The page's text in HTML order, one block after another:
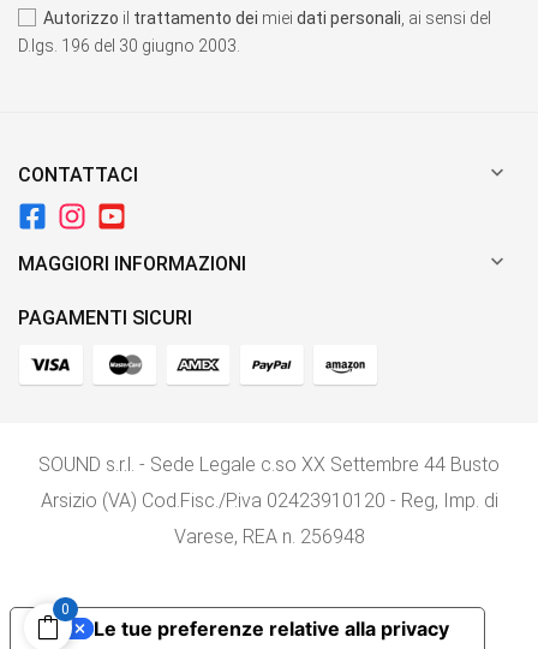
Autorizzo il trattamento dei miei dati personali , ai sensi del
D.lgs. 196 del 30 giugno 2003.
CONTATTACI 
MAGGIORI INFORMAZIONI 
PAGAMENTI SICURI
SOUND s.r.l. - Sede Legale c.so XX Settembre 44 Busto
Arsizio (VA) Cod.Fisc./P.iva 02423910120 - Reg, Imp. di
Varese, REA n. 256948
0
Le tue preferenze relative alla privacy